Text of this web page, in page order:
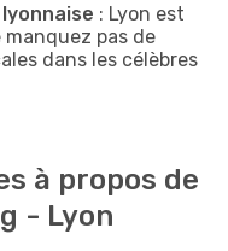
: Lyon est
manquez pas de
dans les célèbres
à propos de
- Lyon